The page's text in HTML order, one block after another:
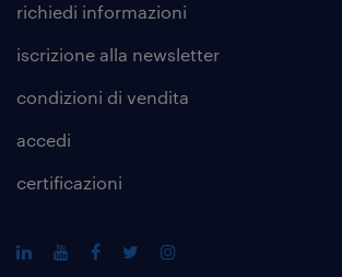
richiedi informazioni
iscrizione alla newsletter
condizioni di vendita
accedi
certificazioni